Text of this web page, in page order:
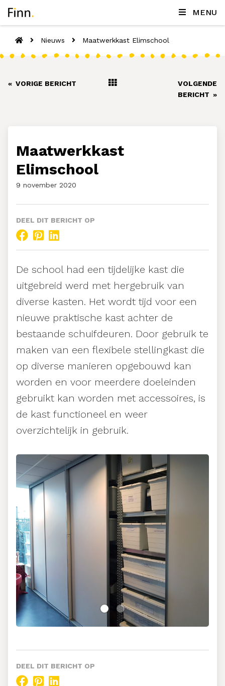
MENU
Nieuws Maatwerkkast Elimschool
« VORIGE BERICHT
VOLGENDE
BERICHT »
Maatwerkkast
Elimschool
9 november 2020
DEEL DIT BERICHT OP
De school had een tijdelijke kast die
uitgebreid werd met hergebruik van
diverse kasten. Het wordt tijd voor een
nieuwe praktische kast achter de
bestaande schuifdeuren. Door gebruik te
maken van een flexibele stellingkast die
op diverse manieren opgebouwd kan
worden en voor meerdere doeleinden
gebruikt kan worden met accessoires, is
de kast functioneel en weer
overzichtelijk in gebruik.
DEEL DIT BERICHT OP